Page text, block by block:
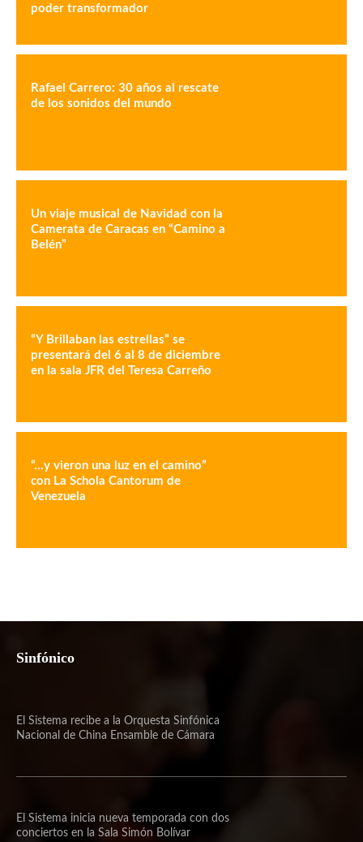
poder transformador
Rafael Carrero: 30 años al rescate
de los sonidos del mundo
Un viaje musical de Navidad con la
Camerata de Caracas en “Camino a
Belén”
“Y Brillaban las estrellas” se
presentará del 6 al 8 de diciembre
en la sala JFR del Teresa Carreño
“…y vieron una luz en el camino”
con La Schola Cantorum de
Venezuela
Sinfónico
El Sistema recibe a la Orquesta Sinfónica
Nacional de China Ensamble de Cámara
El Sistema inicia nueva temporada con dos
conciertos en la Sala Simón Bolívar